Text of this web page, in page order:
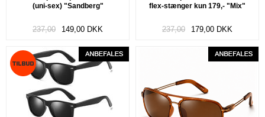
(uni-sex) "Sandberg"
237,00 149,00 DKK
flex-stænger kun 179,- "Mix"
237,00 179,00 DKK